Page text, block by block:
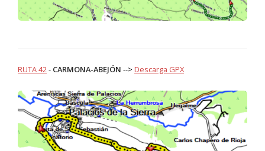
RUTA 42- CARMONA-ABEJÓN --> Descarga GPX